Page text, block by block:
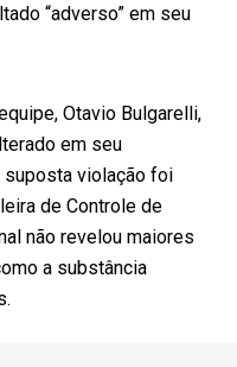
“adverso” em seu
Otavio Bulgarelli,
em seu
suposta violação foi
de Controle de
não revelou maiores
a substância